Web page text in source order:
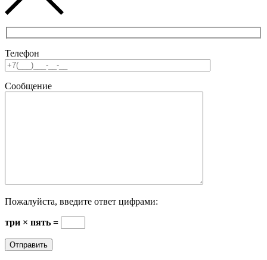
Телефон
Сообщение
Пожалуйста, введите ответ цифрами:
три × пять =